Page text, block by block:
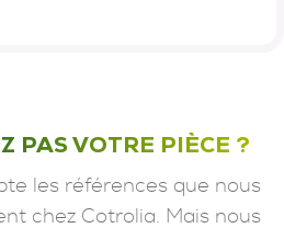
PAS VOTRE PIÈCE ?
les références que nous
chez Cotrolia. Mais nous